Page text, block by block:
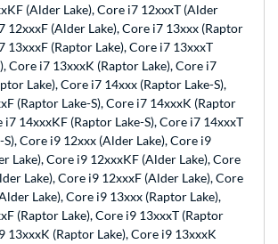
(Alder Lake), Core i7 12xxxT (Alder
12xxxF (Alder Lake), Core i7 13xxx (Raptor
13xxxF (Raptor Lake), Core i7 13xxxT
Core i7 13xxxK (Raptor Lake), Core i7
Lake), Core i7 14xxx (Raptor Lake-S),
(Raptor Lake-S), Core i7 14xxxK (Raptor
i7 14xxxKF (Raptor Lake-S), Core i7 14xxxT
S), Core i9 12xxx (Alder Lake), Core i9
Lake), Core i9 12xxxKF (Alder Lake), Core
Lake), Core i9 12xxxF (Alder Lake), Core
Lake), Core i9 13xxx (Raptor Lake),
(Raptor Lake), Core i9 13xxxT (Raptor
13xxxK (Raptor Lake), Core i9 13xxxK